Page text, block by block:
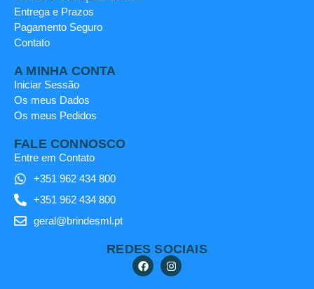
Entrega e Prazos
Pagamento Seguro
Contato
A MINHA CONTA
Iniciar Sessão
Os meus Dados
Os meus Pedidos
FALE CONNOSCO
Entre em Contato
+351 962 434 800
+351 962 434 800
geral@brindesml.pt
REDES SOCIAIS